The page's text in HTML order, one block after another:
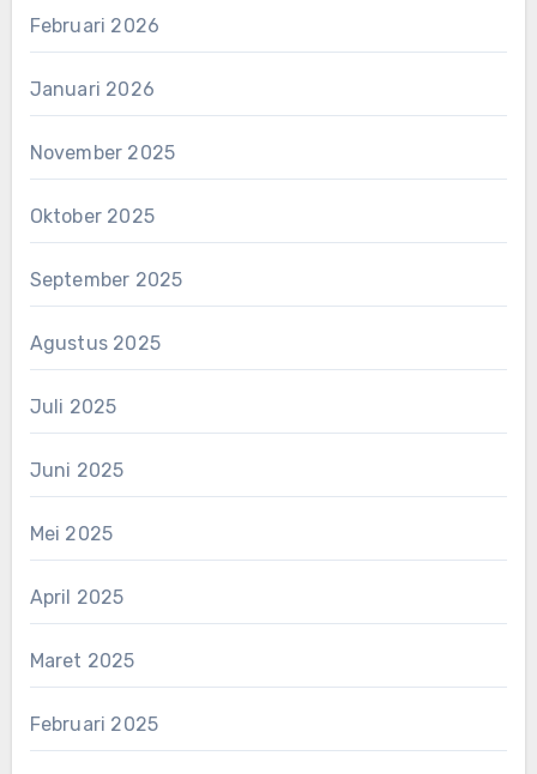
Februari 2026
Januari 2026
November 2025
Oktober 2025
September 2025
Agustus 2025
Juli 2025
Juni 2025
Mei 2025
April 2025
Maret 2025
Februari 2025